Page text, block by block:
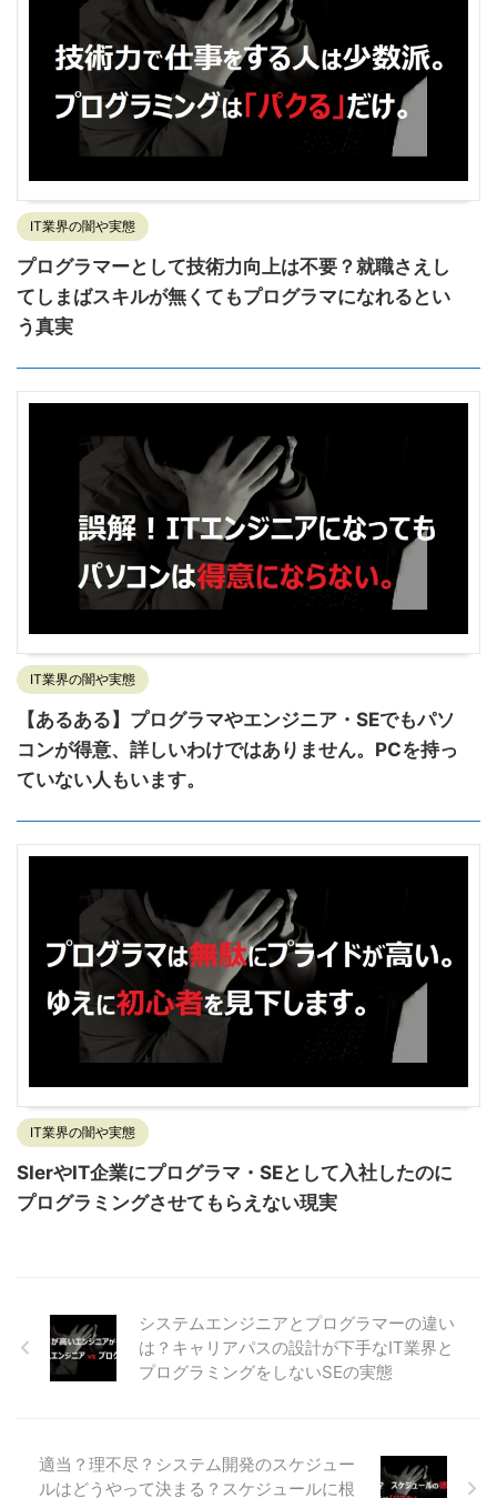
IT業界の闇や実態
プログラマーとして技術力向上は不要？就職さえし
てしまばスキルが無くてもプログラマになれるとい
う真実
IT業界の闇や実態
【あるある】プログラマやエンジニア・SEでもパソ
コンが得意、詳しいわけではありません。PCを持っ
ていない人もいます。
IT業界の闇や実態
SIerやIT企業にプログラマ・SEとして入社したのに
プログラミングさせてもらえない現実
システムエンジニアとプログラマーの違い
は？キャリアパスの設計が下手なIT業界と
プログラミングをしないSEの実態
適当？理不尽？システム開発のスケジュー
ルはどうやって決まる？スケジュールに根